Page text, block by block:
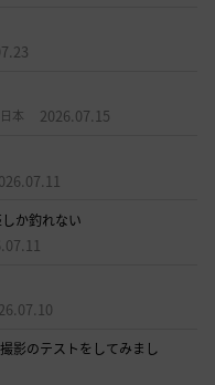
本 2026.07.15
か釣れない
影のテストをしてみまし